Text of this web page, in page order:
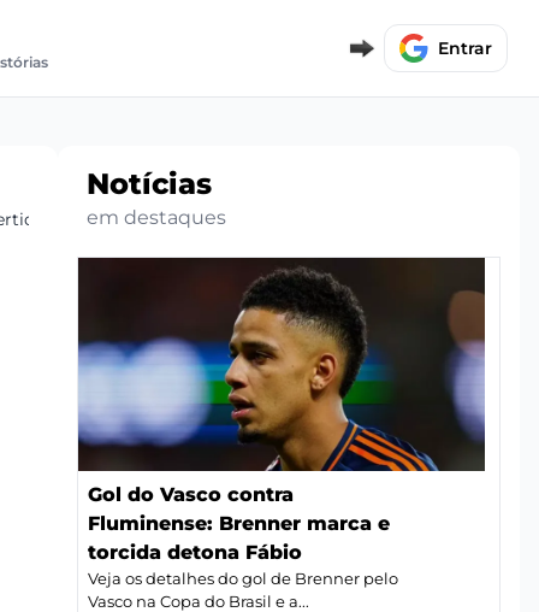
Entrar
Notícias
em destaques
Gol do Vasco contra
Fluminense: Brenner marca e
torcida detona Fábio
Veja os detalhes do gol de Brenner pelo
Vasco na Copa do Brasil e a...